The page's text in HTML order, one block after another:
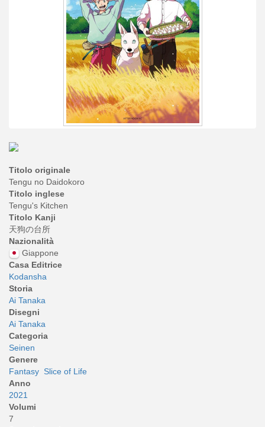
Titolo originale
Tengu no Daidokoro
Titolo inglese
Tengu's Kitchen
Titolo Kanji
天狗の台所
Nazionalità
Giappone
Casa Editrice
Kodansha
Storia
Ai Tanaka
Disegni
Ai Tanaka
Categoria
Seinen
Genere
Fantasy Slice of Life
Anno
2021
Volumi
7